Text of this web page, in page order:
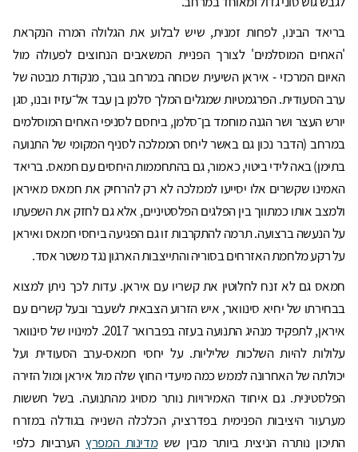
בריאד הבינו, לפחות זמנית, שיש לבלוע את הגלולה המרה הנקראת
'האחים המוסלמים' לצורך הפניית המשאבים הנחוצים לפעולה מול
האיום המרכזי - איראן השיעית שכוחה במרחב גובר, מנקודת מבטה של
ערב הסעודית. הפרגמטיות שמגלים המלך סלמן בן עבד אל־עזיז ובנו, סגן
יורש העצר ושר הגנה מוחמד בן־סלמן, ביחסם לסניפי האחים המוסלמים
במרחב (הדבר נכון גם באשר ליחס הממלכה לסניף המקומי של התנועה
בתימן) באה לידי ביטוי, כאמור, גם בהתחממות היחסים עם חמאס. בריאד
האמינו שקשרים אלו יסייעו לממלכה לא רק להרחיק את חמאס מאיראן
ולמצב אותו כמתווך בין הפלגים הפלסטיניים, אלא גם לחזק את השפעתו
על הנעשה ברצועה. תרמה להתקרבות זו גם הפגיעה ביחסי חמאס ואיראן
על רקע מלחמת האזרחים בסוריה והתייצבות הארגון נגד משטר אסד.
חמאס גם לא זנח לחלוטין את קשריו עם איראן. עדות לכך ניתן למצוא
בבחירתו של יחיא סינוואר, איש הזרוע הצבאית לשעבר ובעל קשרים עם
איראן, לתפקיד מנהיג התנועה בעזה בפברואר 2017. למינויו של סינוואר
עלולות להיות השלכות שליליות. על יחסי חמאס-ערב הסעודית ועל
יכולתה של האחרונה לממש כמה מיעדי החוץ שלה מול איראן ומול הזירה
הפלסטינית. גם איחוד האמירויות נותר מסויג מהתנועה. בשל חששות
מערעור היציבות הפנימית בפדרציה, הכלכלה השנייה בגודלה במזרח
התיכון נותרה הניצית ביותר מבין ששמדינות המפרץ הערביות כלפי